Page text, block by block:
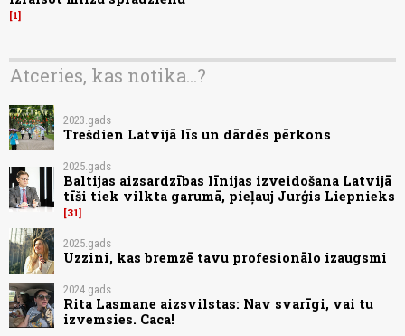
1
Atceries, kas notika...?
2023.gads
Trešdien Latvijā līs un dārdēs pērkons
2025.gads
Baltijas aizsardzības līnijas izveidošana Latvijā
tīši tiek vilkta garumā, pieļauj Jurģis Liepnieks
31
2025.gads
Uzzini, kas bremzē tavu profesionālo izaugsmi
2024.gads
Rita Lasmane aizsvilstas: Nav svarīgi, vai tu
izvemsies. Caca!